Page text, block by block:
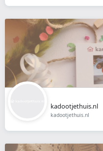
kadootjethuis.nl
kadootjethuis.nl